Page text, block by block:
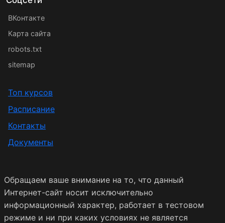
ВКонтакте
Карта сайта
robots.txt
sitemap
Топ курсов
Расписание
Контакты
Документы
Обращаем ваше внимание на то, что данный
Интернет-сайт носит исключительно
информационный характер, работает в тестовом
режиме и ни при каких условиях не является